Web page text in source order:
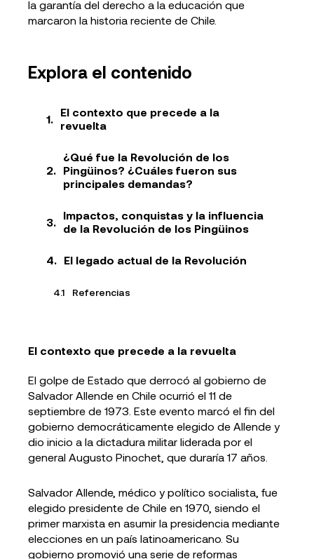
la garantía del derecho a la educación que
marcaron la historia reciente de Chile.
Explora el contenido
El contexto que precede a la
revuelta
¿Qué fue la Revolución de los
Pingüinos? ¿Cuáles fueron sus
principales demandas?
Impactos, conquistas y la influencia
de la Revolución de los Pingüinos
El legado actual de la Revolución
Referencias
El contexto que precede a la revuelta
El golpe de Estado que derrocó al gobierno de
Salvador Allende en Chile ocurrió el 11 de
septiembre de 1973. Este evento marcó el fin del
gobierno democráticamente elegido de Allende y
dio inicio a la dictadura militar liderada por el
general Augusto Pinochet, que duraría 17 años.
Salvador Allende, médico y político socialista, fue
elegido presidente de Chile en 1970, siendo el
primer marxista en asumir la presidencia mediante
elecciones en un país latinoamericano. Su
gobierno promovió una serie de reformas